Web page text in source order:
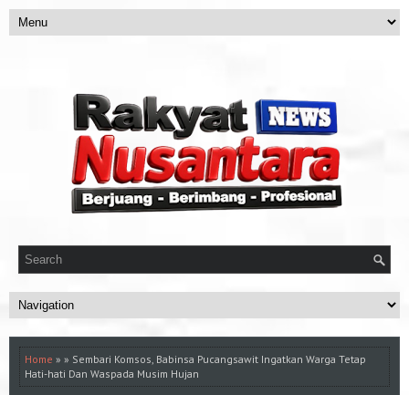
Home » » Sembari Komsos, Babinsa Pucangsawit Ingatkan Warga Tetap
Hati-hati Dan Waspada Musim Hujan